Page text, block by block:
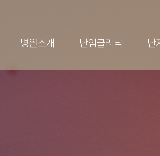
병원소개 난임클리닉 난
난임클리닉
난임이란?